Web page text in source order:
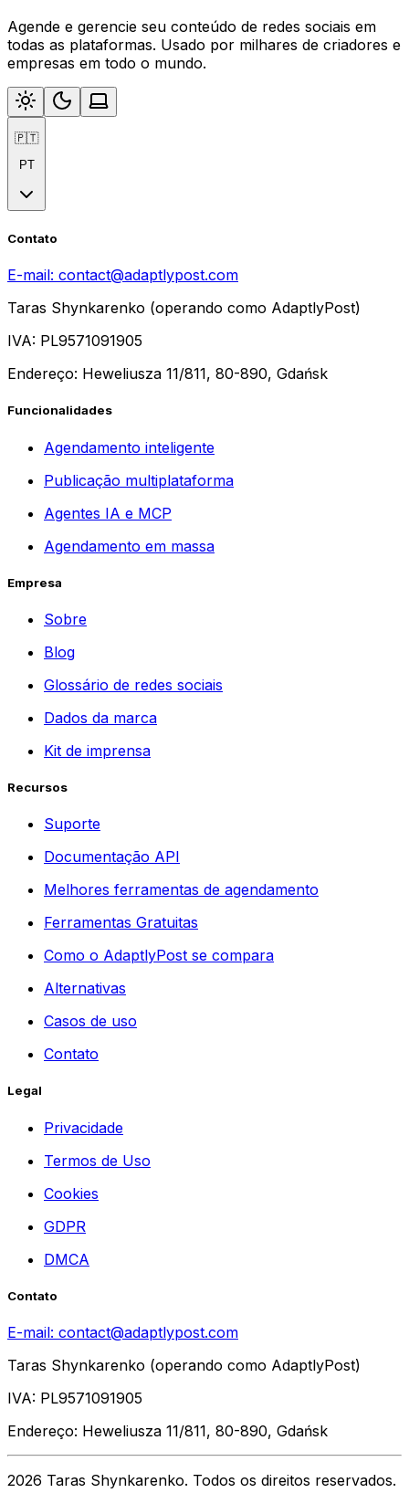
Agende e gerencie seu conteúdo de redes sociais em
todas as plataformas. Usado por milhares de criadores e
empresas em todo o mundo.
🇵🇹
PT
Contato
E-mail: contact@adaptlypost.com
Taras Shynkarenko (operando como AdaptlyPost)
IVA: PL9571091905
Endereço: Heweliusza 11/811, 80-890, Gdańsk
Funcionalidades
Agendamento inteligente
Publicação multiplataforma
Agentes IA e MCP
Agendamento em massa
Empresa
Sobre
Blog
Glossário de redes sociais
Dados da marca
Kit de imprensa
Recursos
Suporte
Documentação API
Melhores ferramentas de agendamento
Ferramentas Gratuitas
Como o AdaptlyPost se compara
Alternativas
Casos de uso
Contato
Legal
Privacidade
Termos de Uso
Cookies
GDPR
DMCA
Contato
E-mail: contact@adaptlypost.com
Taras Shynkarenko (operando como AdaptlyPost)
IVA: PL9571091905
Endereço: Heweliusza 11/811, 80-890, Gdańsk
2026 Taras Shynkarenko. Todos os direitos reservados.